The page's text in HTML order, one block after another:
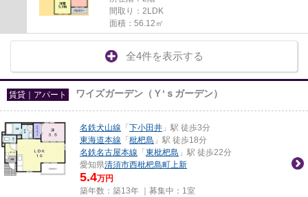
間取り：2LDK
面積：56.12㎡
全4件を表示する
賃貸｜アパート ワイズガーデン（Ｙ‘ｓガーデン）
名鉄犬山線 「 下小田井 」駅 徒歩3分
東海道本線 「 枇杷島 」駅 徒歩18分
名鉄名古屋本線 「 東枇杷島 」駅 徒歩22分
愛知県清須市西枇杷島町上新
5.4万円
築年数：築13年 ｜募集中： 1室